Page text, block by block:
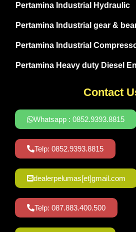
Pertamina Industrial Hydraulic
Pertamina Industrial gear &
Pertamina Industrial
Pertamina Heavy duty Diesel
Contact
Whatsapp : 0852.9393.8815
Telp: 0852.9393.8815
dealerpelumas[et]gmail.com
Telp: 087.883.400.500